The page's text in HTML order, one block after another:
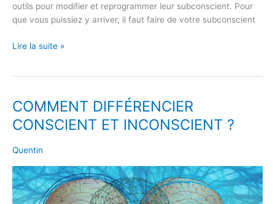
outils pour modifier et reprogrammer leur subconscient. Pour
que vous puissiez y arriver, il faut faire de votre subconscient
Lire la suite »
COMMENT DIFFÉRENCIER
CONSCIENT ET INCONSCIENT ?
Quentin
COMMENT
DIFFÉRENCIER
CONSCIENT
?